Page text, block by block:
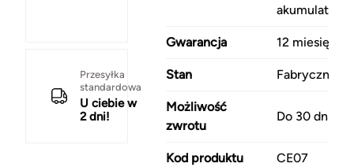
Przesyłka
standardowa
U ciebie w
2 dni!
Gwarancja 12 miesięcy
Stan Fabrycznie
Możliwość
zwrotu
Do 30 dni
Kod produktu CE07